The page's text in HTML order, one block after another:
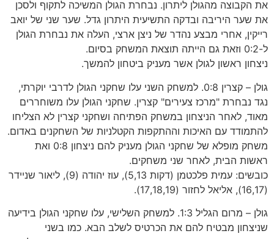
את הקבוצה מהגולן ליתרון. נבחרת הגולן המשיכה לתקוף ולסכן
את שער היריבה ובדקה התשיעית היתרון גדל. שער שני של יואב
רייקין, אחרי מבצע נהדר של ניצן ארצי, העלה את נבחרת הגולן
ל-0:2 וזאת גם הייתה תוצאת המשחק בסיום.
ניצחון ראשון לגולן אשר מעניק ביטחון להמשך.
גולן – קצרין 0:8. למשחק השני עלו שחקני הגולן לדרבי יוקרתי,
נגד נבחרת "מרכז צעירים" קצרין. שחקני הגולן עלו משוחררים
מאוד, לאחר הניצחון במשחק הפתיחה ושחקני קצרין לא הצליחו
להתמודד עם האיכות וההתקפות הקטלניות של השחקנים באדום.
משחק מופלא של שחקני הגולן מעניק להם ניצחון 0:8 ואת
ראשות הבית, לאחר שני משחקים.
כובשים: עמית פלכטמן (דקות 5,13), עוז יהודה (9), ליאור שניידר
(16,17), אליאל לחזור (17,18,19).
גולן – מרום הגליל 1:3. למשחק השלישי, עלו שחקני הגולן בידיעה
שניצחון מבטיח להם את הכרטיס לשלב הבא. כמו בשני